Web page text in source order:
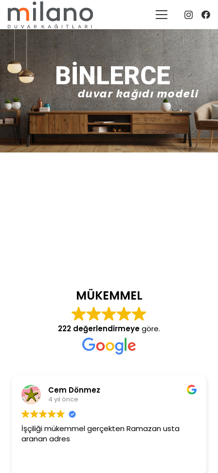
BINLERCE
duvar kağıdı modeli
MÜKEMMEL
222 değerlendirmeyegöre.
Cem Dönmez
4 yıl önce
İşçiliği mükemmel gerçekten Ramazan usta
aranan adres